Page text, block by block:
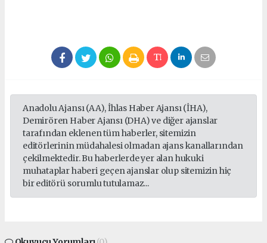
Anadolu Ajansı (AA), İhlas Haber Ajansı (İHA),
Demirören Haber Ajansı (DHA) ve diğer ajanslar
tarafından eklenen tüm haberler, sitemizin
editörlerinin müdahalesi olmadan ajans kanallarından
çekilmektedir. Bu haberlerde yer alan hukuki
muhataplar haberi geçen ajanslar olup sitemizin hiç
bir editörü sorumlu tutulamaz...